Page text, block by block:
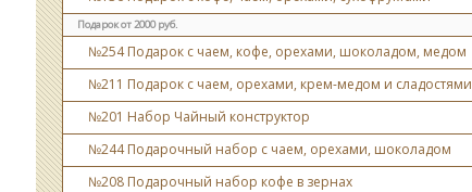
Подарок от 2000 руб.
№254 Подарок с чаем, кофе, орехами, шоколадом, медом
№211 Подарок с чаем, орехами, крем-медом и сладостями
№201 Набор Чайный конструктор
№244 Подарочный набор с чаем, орехами, шоколадом
№208 Подарочный набор кофе в зернах